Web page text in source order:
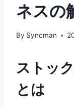
ネスの
By Syncman
ストッ
とは